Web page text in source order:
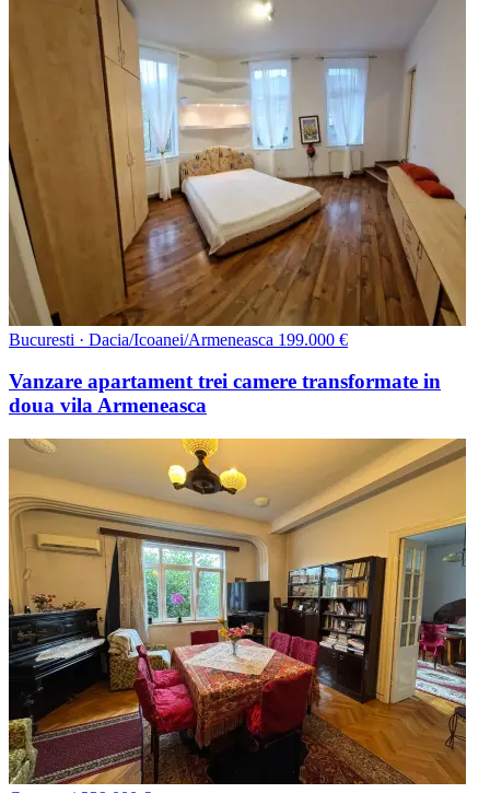
Bucuresti · Dacia/Icoanei/Armeneasca 199.000 €
Vanzare apartament trei camere transformate in
doua vila Armeneasca